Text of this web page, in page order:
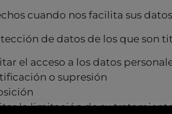
cuando nos facilita sus
de datos de los que son
el acceso a los datos
o supresión
la limitación de su